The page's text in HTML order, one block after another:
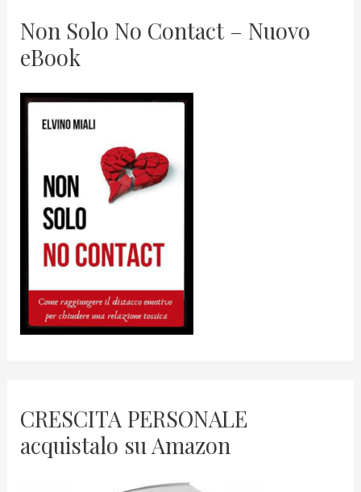
Non Solo No Contact – Nuovo
eBook
CRESCITA PERSONALE
acquistalo su Amazon